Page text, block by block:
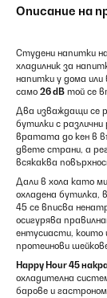
Описание на
Студени напитки
хладилник за
напитки у дома или
само 26 dB той се
Два изваждащи се
бутилки с
вратата до кен в
двете страни, а
всякаква
Дали в хола като
охладена бутилка,
45 се вписва
осигурява
ентусиасти, които
протеинови
Happy Hour 45
охладителна
барове и